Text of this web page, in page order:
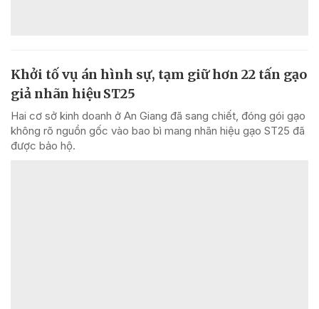
Khởi tố vụ án hình sự, tạm giữ hơn 22 tấn gạo
giả nhãn hiệu ST25
Hai cơ sở kinh doanh ở An Giang đã sang chiết, đóng gói gạo
không rõ nguồn gốc vào bao bì mang nhãn hiệu gạo ST25 đã
được bảo hộ.